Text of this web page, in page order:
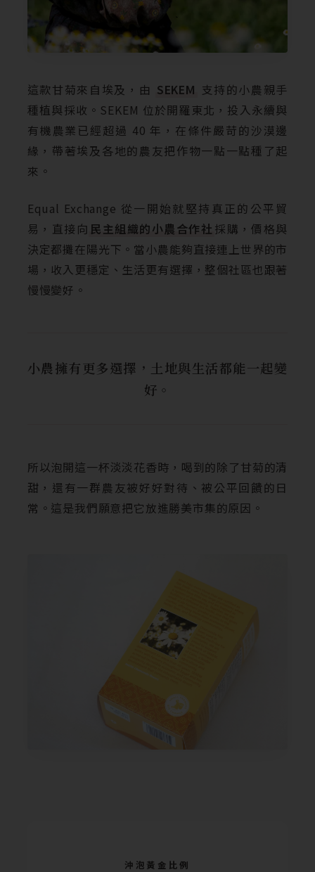
這款甘菊來自埃及，由 SEKEM 支持的小農親手
種植與採收。SEKEM 位於開羅東北，投入永續與
有機農業已經超過 40 年，在條件嚴苛的沙漠邊
緣，帶著埃及各地的農友把作物一點一點種了起
來。
Equal Exchange 從一開始就堅持真正的公平貿
易，直接向 民主組織的小農合作社 採購，價格與
決定都攤在陽光下。當小農能夠直接連上世界的市
場，收入更穩定、生活更有選擇，整個社區也跟著
慢慢變好。
小農擁有更多選擇，土地與生活都能一起變
好。
所以泡開這一杯淡淡花香時，喝到的除了甘菊的清
甜，還有一群農友被好好對待、被公平回饋的日
常。這是我們願意把它放進勝美市集的原因。
沖泡黃金比例